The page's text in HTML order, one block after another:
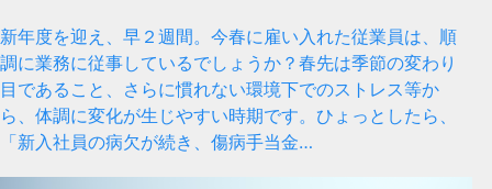
新年度を迎え、早２週間。今春に雇い入れた従業員は、順
調に業務に従事しているでしょうか？春先は季節の変わり
目であること、さらに慣れない環境下でのストレス等か
ら、体調に変化が生じやすい時期です。ひょっとしたら、
「新入社員の病欠が続き、傷病手当金…